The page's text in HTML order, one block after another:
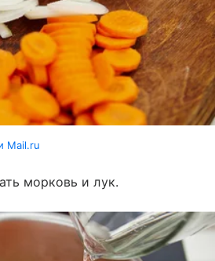
Mail.ru
морковь и лук.